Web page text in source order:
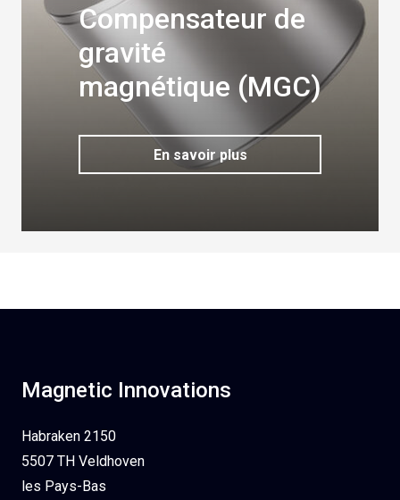
Compensateur de
gravité
magnétique (MGC)
En savoir plus
Magnetic Innovations
Habraken 2150
5507 TH Veldhoven
les Pays-Bas